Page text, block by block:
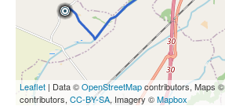
Leaflet | Data ©OpenStreetMapcontributors, Maps ©
contributors, CC-BY-SA, Imagery ©Mapbox